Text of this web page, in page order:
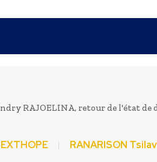
RAJOELINA, retour de l'état de
RANARISON